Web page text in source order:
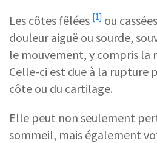
Les côtes fêlées [1] ou
douleur aiguë ou sourde,
le mouvement, y compris la
Celle-ci est due à la rupture
côte ou du cartilage.
Elle peut non seulement
sommeil, mais également